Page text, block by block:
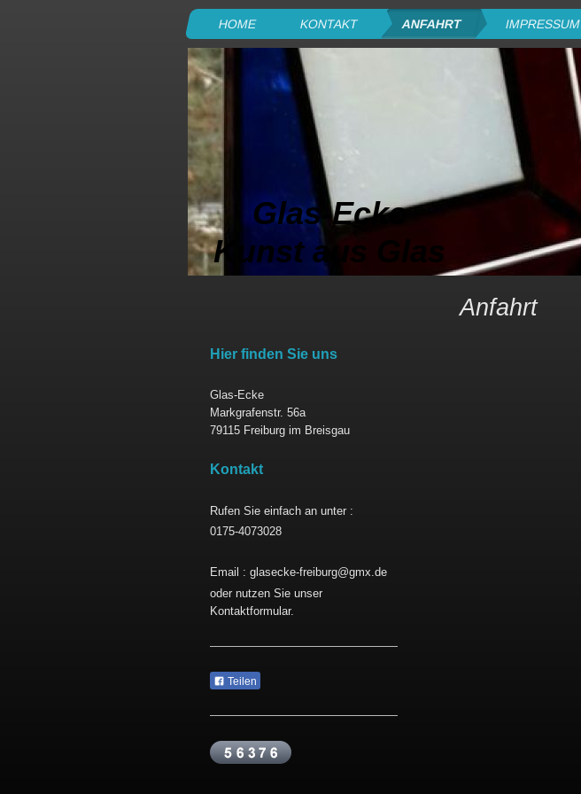
HOME KONTAKT ANFAHRT IMPRESSUM
Glas-Ecke
Kunst aus Glas
Anfahrt
Hier finden Sie uns
Glas-Ecke
Markgrafenstr. 56a
79115 Freiburg im Breisgau
Kontakt
Rufen Sie einfach an unter :
0175-4073028
Email : glasecke-freiburg@gmx.de
oder nutzen Sie unser
Kontaktformular.
Teilen